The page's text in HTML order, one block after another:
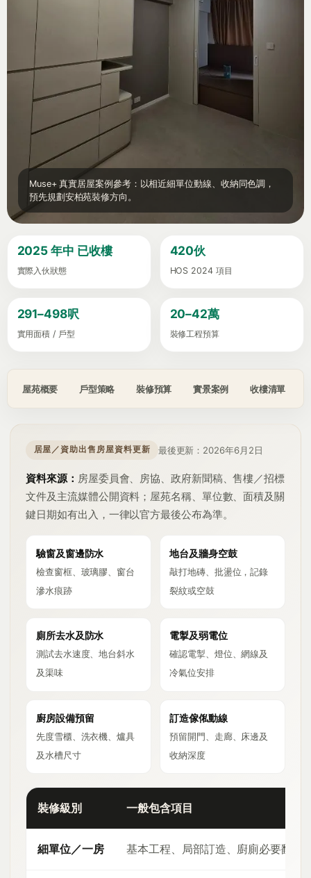
Muse+ 真實居屋案例參考：以相近細單位動線、收納同色調，
預先規劃安柏苑裝修方向。
2025 年中 已收樓
實際入伙狀態
420伙
HOS 2024 項目
291–498呎
實用面積 / 戶型
20–42萬
裝修工程預算
屋苑概要 戶型策略 裝修預算 實景案例 收樓清單
居屋／資助出售房屋資料更新 最後更新：2026年6月2日
資料來源： 房屋委員會、房協、政府新聞稿、售樓／招標
文件及主流媒體公開資料；屋苑名稱、單位數、面積及關
鍵日期如有出入，一律以官方最後公布為準。
驗窗及窗邊防水
檢查窗框、玻璃膠、窗台
滲水痕跡
地台及牆身空鼓
敲打地磚、批盪位，記錄
裂紋或空鼓
廁所去水及防水
測試去水速度、地台斜水
及渠味
電掣及弱電位
確認電掣、燈位、網線及
冷氣位安排
廚房設備預留
先度雪櫃、洗衣機、爐具
及水槽尺寸
訂造傢俬動線
預留開門、走廊、床邊及
收納深度
裝修級別 一般包含項目
細單位／一房 基本工程、局部訂造、廚廁必要翻新